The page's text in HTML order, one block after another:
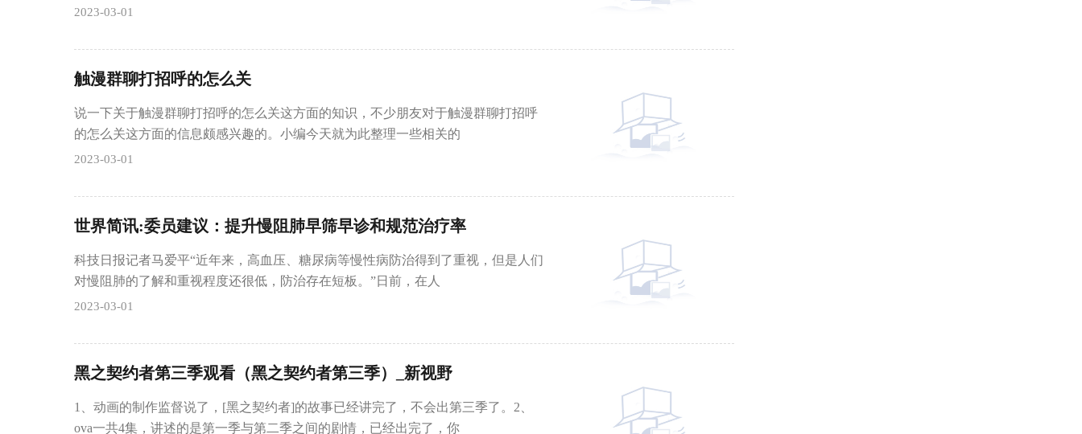
2023-03-01
触漫群聊打招呼的怎么关
说一下关于触漫群聊打招呼的怎么关这方面的知识，不少朋友对于触漫群聊打招呼
的怎么关这方面的信息颇感兴趣的。小编今天就为此整理一些相关的
2023-03-01
世界简讯:委员建议：提升慢阻肺早筛早诊和规范治疗率
科技日报记者马爱平“近年来，高血压、糖尿病等慢性病防治得到了重视，但是人们
对慢阻肺的了解和重视程度还很低，防治存在短板。”日前，在人
2023-03-01
黑之契约者第三季观看（黑之契约者第三季）_新视野
1、动画的制作监督说了，[黑之契约者]的故事已经讲完了，不会出第三季了。2、
ova一共4集，讲述的是第一季与第二季之间的剧情，已经出完了，你